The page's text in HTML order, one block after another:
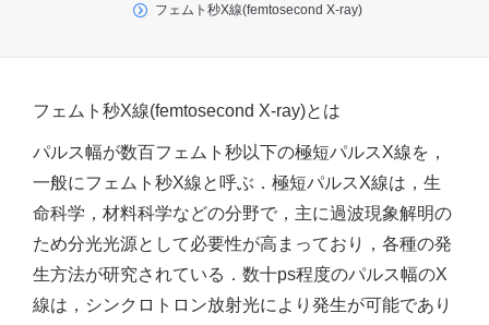
サービス
フェムト秒X線(femtosecond X-ray)
フェムト秒X線(femtosecond X-ray)とは
パルス幅が数百フェムト秒以下の極短パルスX線を，
一般にフェムト秒X線と呼ぶ．極短パルスX線は，生
命科学，材料科学などの分野で，主に過波現象解明の
ため分光光源として必要性が高まっており，各種の発
生方法が研究されている．数十ps程度のパルス幅のX
線は，シンクロトロン放射光により発生が可能であり